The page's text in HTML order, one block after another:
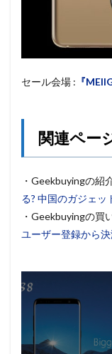
セール会場 : 『
関連ペー
・Geekbuyingの紹
る? 中国のガジェ
・Geekbuyingの買
ユーザー登録から